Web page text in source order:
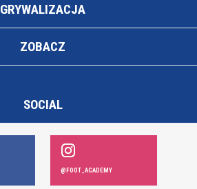
GRYWALIZACJA
ZOBACZ
SOCIAL
@FOOT_ACADEMY